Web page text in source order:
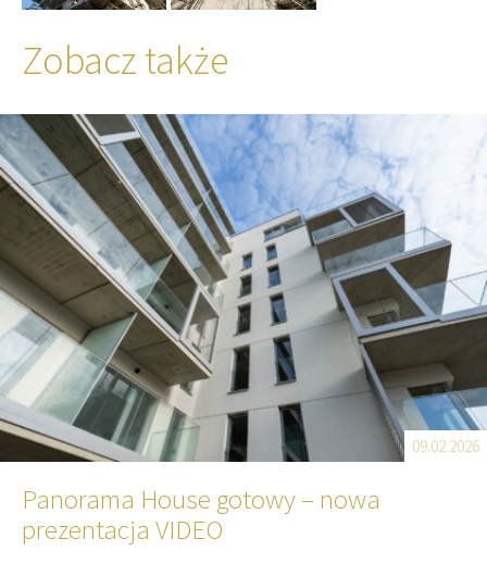
Zobacz także
09.02.2026
Panorama House gotowy – nowa
prezentacja VIDEO